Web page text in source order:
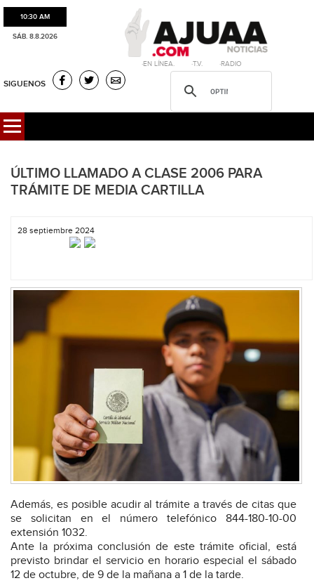
10:30 AM
SÁB. 8.8.2026
·EN LÍNEA. ·T.V. ·RADIO
SIGUENOS
ÚLTIMO LLAMADO A CLASE 2006 PARA
TRÁMITE DE MEDIA CARTILLA
28 septiembre 2024
Además, es posible acudir al trámite a través de citas que
se solicitan en el número telefónico 844-180-10-00
extensión 1032.
Ante la próxima conclusión de este trámite oficial, está
previsto brindar el servicio en horario especial el sábado
12 de octubre, de 9 de la mañana a 1 de la tarde.